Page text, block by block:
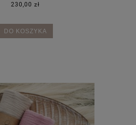
230,00 zł
DO KOSZYKA